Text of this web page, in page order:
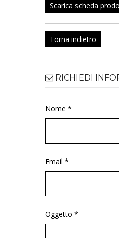
Scarica scheda
Torna indietro
RICHIEDI
Nome *
Email *
Oggetto *